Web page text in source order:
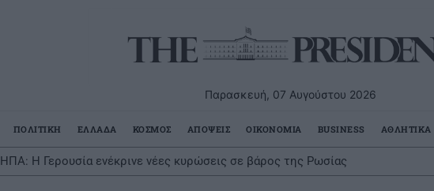
Παρασκευή, 07 Αυγούστου 2026
ΠΟΛΙΤΙΚΗ ΕΛΛΑΔΑ ΚΟΣΜΟΣ ΑΠΟΨΕΙΣ ΟΙΚΟΝΟΜΙΑ BUSINESS ΑΘΛΗΤΙΚΑ
ΗΠΑ: Η Γερουσία ενέκρινε νέες κυρώσεις σε βάρος της Ρωσίας